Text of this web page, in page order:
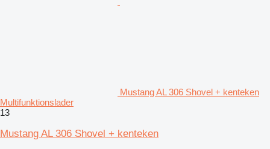
Mustang AL 306 Shovel + kenteken
Multifunktionslader
13
Mustang AL 306 Shovel + kenteken